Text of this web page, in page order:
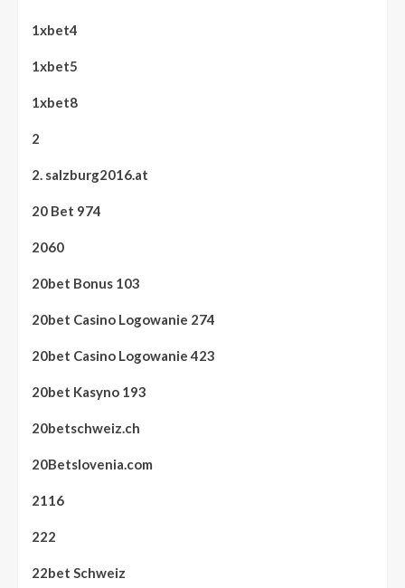
1xbet4
1xbet5
1xbet8
2
2. salzburg2016.at
20 Bet 974
2060
20bet Bonus 103
20bet Casino Logowanie 274
20bet Casino Logowanie 423
20bet Kasyno 193
20betschweiz.ch
20Betslovenia.com
2116
222
22bet Schweiz